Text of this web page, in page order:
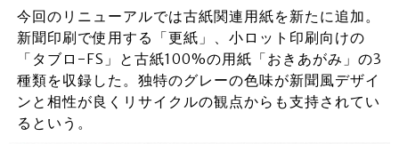
今回のリニューアルでは古紙関連用紙を新たに追加。
新聞印刷で使用する「更紙」、小ロット印刷向けの
「タブロ-FS」と古紙100%の用紙「おきあがみ」の3
種類を収録した。独特のグレーの色味が新聞風デザイ
ンと相性が良くリサイクルの観点からも支持されてい
るという。